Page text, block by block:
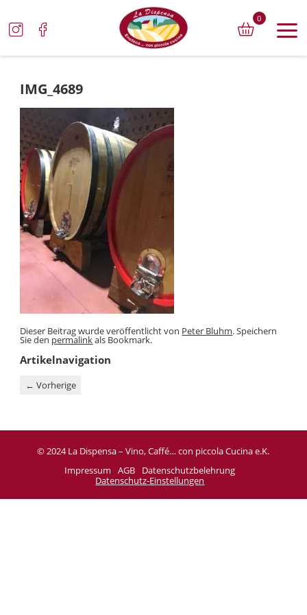
0
IMG_4689
Dieser Beitrag wurde veröffentlicht von Peter Bluhm. Speichern
Sie den permalinkals Bookmark.
Artikelnavigation
← Vorherige
© 2024 La Dispensa – Vino, Caffé… con piccola Cucina e.K.
Impressum
AGB
Datenschutzbelehrung
Datenschutz-Einstellungen